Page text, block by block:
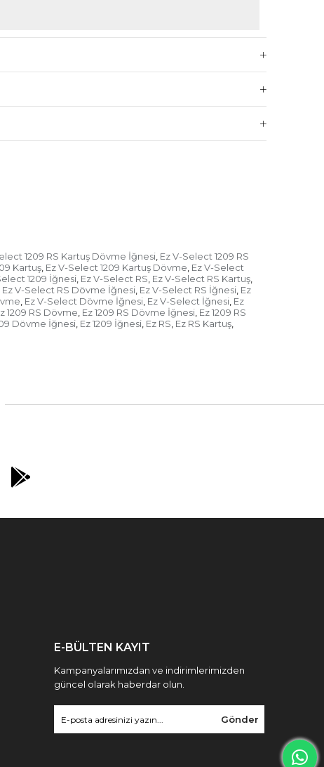
ve ayrı ayrı paketlenmiştir
1209 RS Kartuş Dövme İğnesi, Ez V-Select 1209 RS
Kartuş, Ez V-Select 1209 Kartuş Dövme, Ez V-Select
1209 İğnesi, Ez V-Select RS, Ez V-Select RS Kartuş,
Ez V-Select RS Dövme İğnesi, Ez V-Select RS İğnesi, Ez
, Ez V-Select Dövme İğnesi, Ez V-Select İğnesi, Ez
1209 RS Dövme, Ez 1209 RS Dövme İğnesi, Ez 1209 RS
Dövme İğnesi, Ez 1209 İğnesi, Ez RS, Ez RS Kartuş,
E-BÜLTEN KAYIT
Kampanyalarımızdan ve indirimlerimizden
güncel olarak haberdar olun.
Gönder